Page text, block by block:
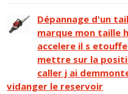
Dépannage d'un
marque mon taille
accelere il s
mettre sur la
caller j ai
vidanger le reservoir